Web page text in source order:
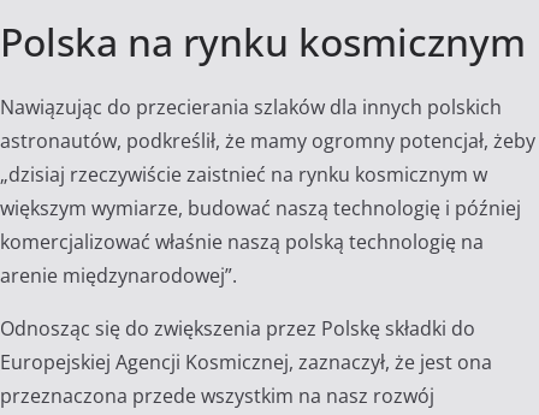
Polska na rynku kosmicznym
Nawiązując do przecierania szlaków dla innych polskich
astronautów, podkreślił, że mamy ogromny potencjał, żeby
„dzisiaj rzeczywiście zaistnieć na rynku kosmicznym w
większym wymiarze, budować naszą technologię i później
komercjalizować właśnie naszą polską technologię na
arenie międzynarodowej”.
Odnosząc się do zwiększenia przez Polskę składki do
Europejskiej Agencji Kosmicznej, zaznaczył, że jest ona
przeznaczona przede wszystkim na nasz rozwój